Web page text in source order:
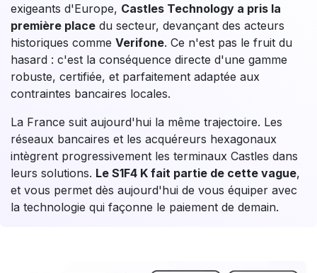
exigeants d'Europe, Castles Technology a pris la
première place du secteur, devançant des acteurs
historiques comme Verifone. Ce n'est pas le fruit du
hasard : c'est la conséquence directe d'une gamme
robuste, certifiée, et parfaitement adaptée aux
contraintes bancaires locales.
La France suit aujourd'hui la même trajectoire. Les
réseaux bancaires et les acquéreurs hexagonaux
intègrent progressivement les terminaux Castles dans
leurs solutions. Le S1F4 K fait partie de cette vague,
et vous permet dès aujourd'hui de vous équiper avec
la technologie qui façonne le paiement de demain.